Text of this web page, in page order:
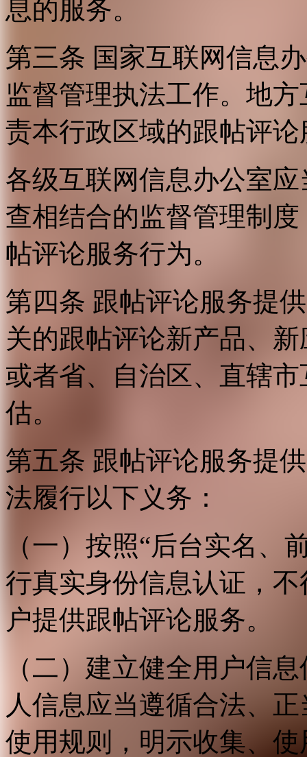
息的服务。
第三条 国家互联网信息
监督管理执法工作。地
责本行政区域的跟帖评
各级互联网信息办公室
查相结合的监督管理制
帖评论服务行为。
第四条 跟帖评论服务提
关的跟帖评论新产品、
或者省、自治区、直辖
估。
第五条 跟帖评论服务提
法履行以下义务：
（一）按照“后台实名、
行真实身份信息认证，
户提供跟帖评论服务。
（二）建立健全用户信
人信息应当遵循合法、
使用规则，明示收集、